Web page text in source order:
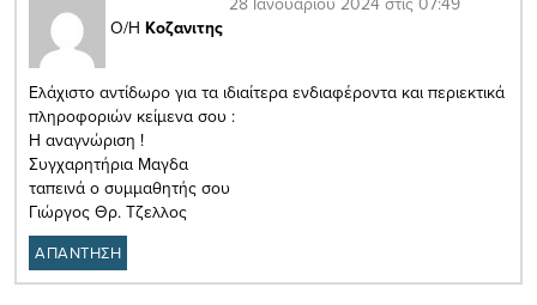
Ο/Η Κοζανιτης
Ελάχιστο αντίδωρο για τα ιδιαίτερα ενδιαφέροντα και περιεκτικά
πληροφοριών κείμενα σου :
Η αναγνώριση !
Συγχαρητήρια Μαγδα
ταπεινά ο συμμαθητής σου
Γιώργος Θρ. Τζελλος
ΑΠΑΝΤΗΣΗ